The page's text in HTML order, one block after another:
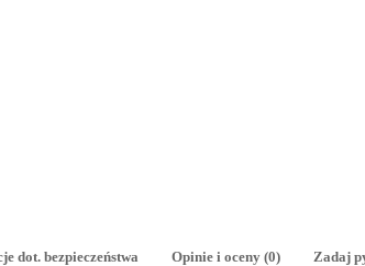
dot. bezpieczeństwa Opinie i oceny (0) Zadaj